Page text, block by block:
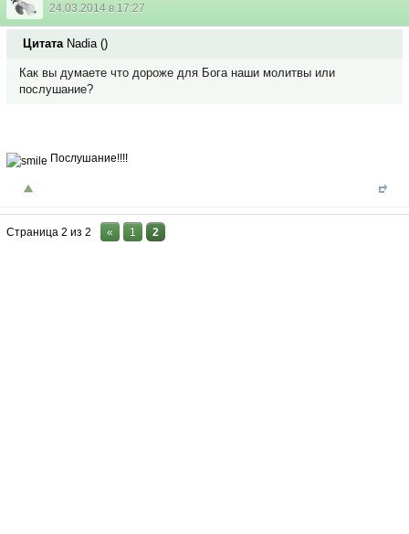
24.03.2014 в 17:27
Цитата Nadia()
Как вы думаете что дороже для Бога наши молитвы или
послушание?
Послушание!!!!
Страница 2 из 2 « 1 2